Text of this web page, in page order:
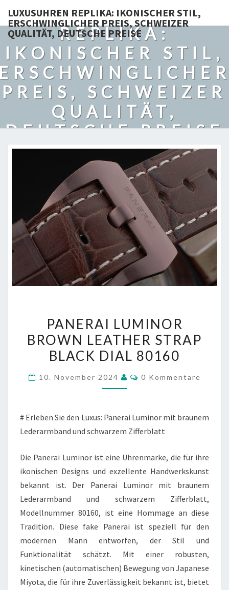
LUXUSUHREN REPLIKA: IKONISCHER STIL,
ERSCHWINGLICHER PREIS, SCHWEIZER
QUALITÄT, DEUTSCHE PREISE
LUXUSUHREN
REPLIKA:
IKONISCHER STIL,
PREIS, SCHWEIZER
QUALITÄT,
DEUTSCHE PREISE
LUMINOR
BROWN
LEATHER
BLACK
PANERAI LUMINOR
BROWN LEATHER STRAP
BLACK DIAL 80160
10. November 2024 Kommentare
0 Kommentare
# Erleben Sie den Luxus: Panerai Luminor mit braunem
Lederarmband und schwarzem Zifferblatt
Die Panerai Luminor ist eine Uhrenmarke, die für ihre
ikonischen Designs und exzellente Handwerkskunst
bekannt ist. Der Panerai Luminor mit braunem
Lederarmband und schwarzem Zifferblatt,
Modellnummer 80160, ist eine Hommage an diese
Tradition. Diese fake Panerai ist speziell für den
modernen Mann entworfen, der Stil und
Funktionalität schätzt. Mit einer robusten,
kinetischen (automatischen) Bewegung von Japanese
Miyota, die für ihre Zuverlässigkeit bekannt ist, bietet